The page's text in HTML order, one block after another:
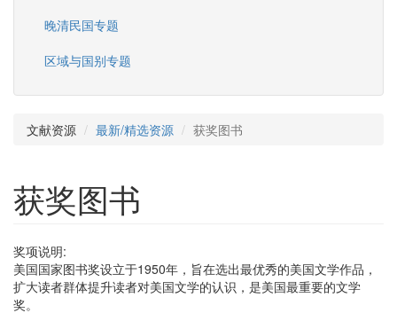
晚清民国专题
区域与国别专题
文献资源 最新/精选资源 获奖图书
获奖图书
奖项说明:
美国国家图书奖设立于1950年，旨在选出最优秀的美国文学作品，
扩大读者群体提升读者对美国文学的认识，是美国最重要的文学
奖。